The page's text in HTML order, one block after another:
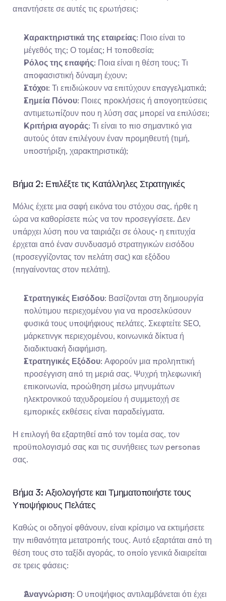
απαντήσετε σε αυτές τις ερωτήσεις:
Χαρακτηριστικά της εταιρείας: Ποιο είναι το
μέγεθός της; Ο τομέας; Η τοποθεσία;
Ρόλος της επαφής: Ποια είναι η θέση τους; Τι
αποφασιστική δύναμη έχουν;
Στόχοι: Τι επιδιώκουν να επιτύχουν επαγγελματικά;
Σημεία Πόνου: Ποιες προκλήσεις ή απογοητεύσεις
αντιμετωπίζουν που η λύση σας μπορεί να επιλύσει;
Κριτήρια αγοράς: Τι είναι το πιο σημαντικό για
αυτούς όταν επιλέγουν έναν προμηθευτή (τιμή,
υποστήριξη, χαρακτηριστικά);
Βήμα 2: Επιλέξτε τις Κατάλληλες Στρατηγικές
Μόλις έχετε μια σαφή εικόνα του στόχου σας, ήρθε η
ώρα να καθορίσετε πώς να τον προσεγγίσετε. Δεν
υπάρχει λύση που να ταιριάζει σε όλους· η επιτυχία
έρχεται από έναν συνδυασμό στρατηγικών εισόδου
(προσεγγίζοντας τον πελάτη σας) και εξόδου
(πηγαίνοντας στον πελάτη).
Στρατηγικές Εισόδου: Βασίζονται στη δημιουργία
πολύτιμου περιεχομένου για να προσελκύσουν
φυσικά τους υποψήφιους πελάτες. Σκεφτείτε SEO,
μάρκετινγκ περιεχομένου, κοινωνικά δίκτυα ή
διαδικτυακή διαφήμιση.
Στρατηγικές Εξόδου: Αφορούν μια προληπτική
προσέγγιση από τη μεριά σας. Ψυχρή τηλεφωνική
επικοινωνία, προώθηση μέσω μηνυμάτων
ηλεκτρονικού ταχυδρομείου ή συμμετοχή σε
εμπορικές εκθέσεις είναι παραδείγματα.
Η επιλογή θα εξαρτηθεί από τον τομέα σας, τον
προϋπολογισμό σας και τις συνήθειες των personas
σας.
Βήμα 3: Αξιολογήστε και Τμηματοποιήστε τους
Υποψήφιους Πελάτες
Καθώς οι οδηγοί φθάνουν, είναι κρίσιμο να εκτιμήσετε
την πιθανότητα μετατροπής τους. Αυτό εξαρτάται από τη
θέση τους στο ταξίδι αγοράς, το οποίο γενικά διαιρείται
σε τρεις φάσεις:
Αναγνώριση: Ο υποψήφιος αντιλαμβάνεται ότι έχει